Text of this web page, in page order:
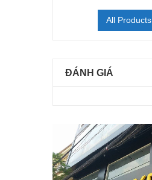
All Products
ĐÁNH GIÁ